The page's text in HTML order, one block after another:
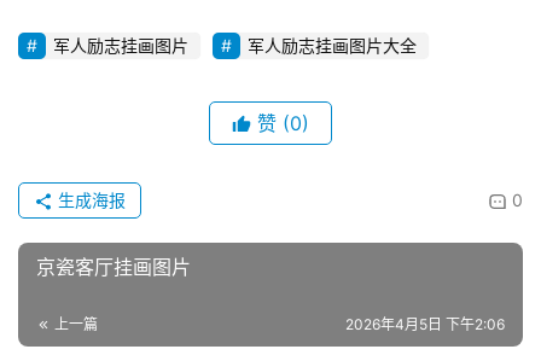
军人励志挂画图片 军人励志挂画图片大全
赞 (0)
0
生成海报
京瓷客厅挂画图片
上一篇 2026年4月5日 下午2:06